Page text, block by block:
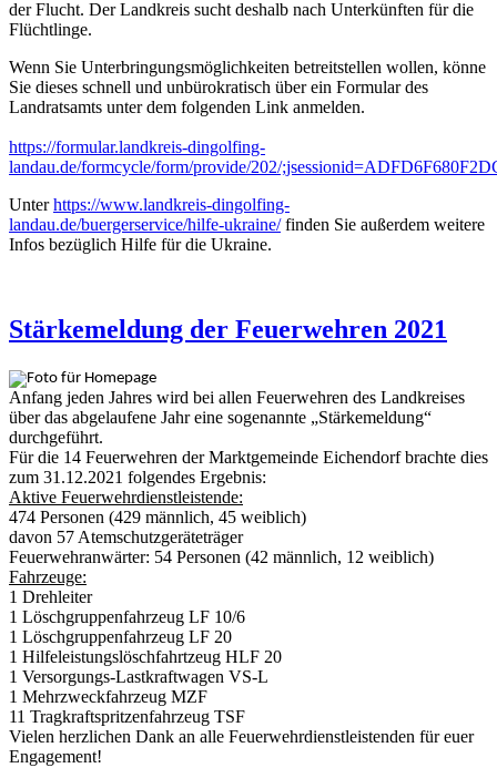
der Flucht. Der Landkreis sucht deshalb nach Unterkünften für die
Flüchtlinge.
Wenn Sie Unterbringungsmöglichkeiten betreitstellen wollen, könne
Sie dieses schnell und unbürokratisch über ein Formular des
Landratsamts unter dem folgenden Link anmelden.
https://formular.landkreis-dingolfing-
landau.de/formcycle/form/provide/202/
Unterhttps://www.landkreis-dingolfing-
landau.de/buergerservice/hilfe-ukraine/finden Sie außerdem weitere
Infos bezüglich Hilfe für die Ukraine.
Stärkemeldung der Feuerwehren 2021
Anfang jeden Jahres wird bei allen Feuerwehren des Landkreises
über das abgelaufene Jahr eine sogenannte „Stärkemeldung“
durchgeführt.
Für die 14 Feuerwehren der Marktgemeinde Eichendorf brachte dies
zum 31.12.2021 folgendes Ergebnis:
Aktive Feuerwehrdienstleistende:
474 Personen (429 männlich, 45 weiblich)
davon 57 Atemschutzgeräteträger
Feuerwehranwärter: 54 Personen (42 männlich, 12 weiblich)
Fahrzeuge:
1 Drehleiter
1 Löschgruppenfahrzeug LF 10/6
1 Löschgruppenfahrzeug LF 20
1 Hilfeleistungslöschfahrtzeug HLF 20
1 Versorgungs-Lastkraftwagen VS-L
1 Mehrzweckfahrzeug MZF
11 Tragkraftspritzenfahrzeug TSF
Vielen herzlichen Dank an alle Feuerwehrdienstleistenden für euer
Engagement!